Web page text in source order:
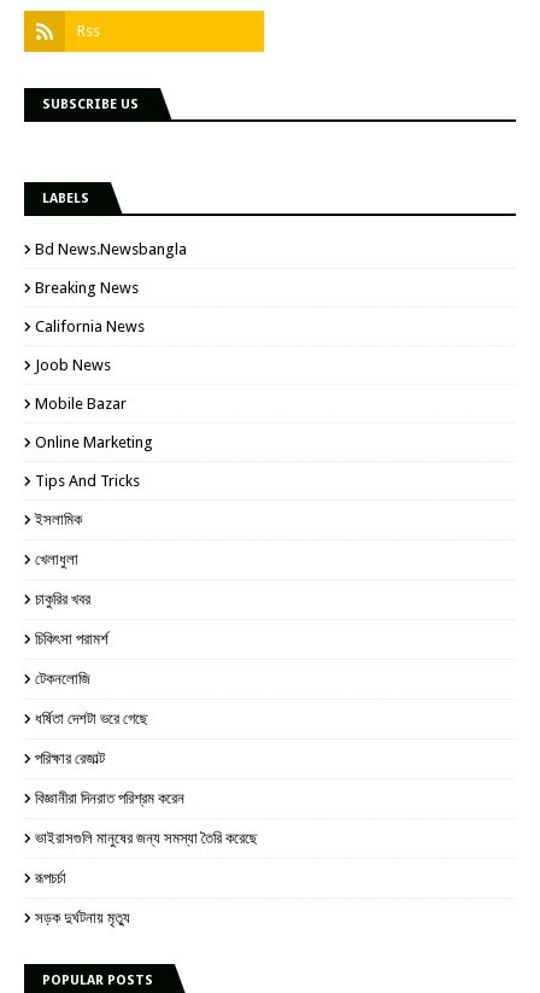
SUBSCRIBE US
LABELS
Bd News.newsbangla
Breaking News
California News
Joob News
Mobile Bazar
Online Marketing
Tips And Tricks
ইসলামিক
খেলাধুলা
চাকুরির খবর
চিকিৎসা পরামর্শ
টেকনলোজি
ধর্ষিতা দেশটা ভরে গেছে
পরিক্ষার রেজাল্ট
বিজ্ঞানীরা দিনরাত পরিশ্রম করেন
ভাইরাসগুলি মানুষের জন্য সমস্যা তৈরি করেছে
রূপচর্চা
সড়ক দুর্ঘটনায় মৃত্যু
POPULAR POSTS